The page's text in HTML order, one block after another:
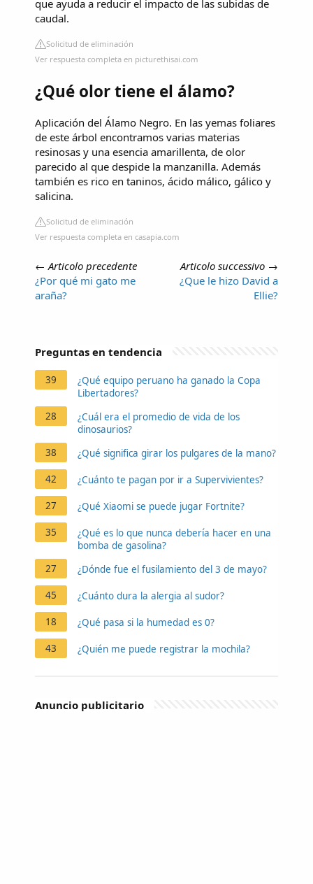
que ayuda a reducir el impacto de las subidas de
caudal.
Solicitud de eliminación
Ver respuesta completa en picturethisai.com
¿Qué olor tiene el álamo?
Aplicación del Álamo Negro. En las yemas foliares
de este árbol encontramos varias materias
resinosas y una esencia amarillenta, de olor
parecido al que despide la manzanilla. Además
también es rico en taninos, ácido málico, gálico y
salicina.
Solicitud de eliminación
Ver respuesta completa en casapia.com
← Articolo precedente
¿Por qué mi gato me
araña?
Articolo successivo →
¿Que le hizo David a
Ellie?
Preguntas en tendencia
39
¿Qué equipo peruano ha ganado la Copa
Libertadores?
28
¿Cuál era el promedio de vida de los
dinosaurios?
38
¿Qué significa girar los pulgares de la mano?
42 ¿Cuánto te pagan por ir a Supervivientes?
27 ¿Qué Xiaomi se puede jugar Fortnite?
35
¿Qué es lo que nunca debería hacer en una
bomba de gasolina?
27
¿Dónde fue el fusilamiento del 3 de mayo?
45 ¿Cuánto dura la alergia al sudor?
18 ¿Qué pasa si la humedad es 0?
43 ¿Quién me puede registrar la mochila?
Anuncio publicitario